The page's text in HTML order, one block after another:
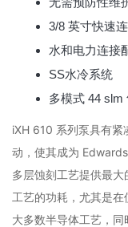
3/8 英寸快速
水和电力连接
SS水冷系统
多模式 44 slm
iXH 610 系列泵具有紧
动，使其成为
多层蚀刻工艺提供最
工艺的功耗，尤其是
大多数半导体工艺，同